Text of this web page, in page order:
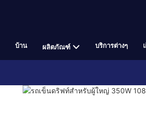
บ้าน ผลิตภัณฑ์ บริการต่างๆ